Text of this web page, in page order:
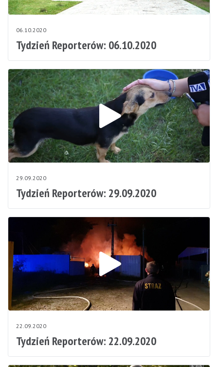
06.10.2020
Tydzień Reporterów: 06.10.2020
29.09.2020
Tydzień Reporterów: 29.09.2020
22.09.2020
Tydzień Reporterów: 22.09.2020